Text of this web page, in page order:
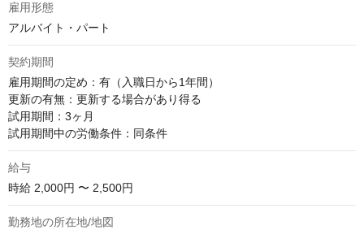
雇用形態
アルバイト・パート
契約期間
雇用期間の定め：有（入職日から1年間）
更新の有無：更新する場合があり得る
試用期間：3ヶ月
試用期間中の労働条件：同条件
給与
時給 2,000円 〜 2,500円
勤務地の所在地/地図